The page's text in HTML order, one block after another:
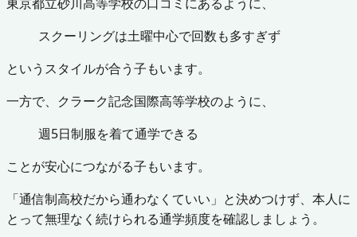
スクーリングは土曜中心で回数も多すぎず
というスタイルが合う子もいます。
一方で、クラーク記念国際高等学校のように、
週5日制服を着て通学できる
ことが安心につながる子もいます。
「通信制高校だから通わなくていい」と決めつけず、本人に
とって無理なく続けられる通学頻度を確認しましょう。